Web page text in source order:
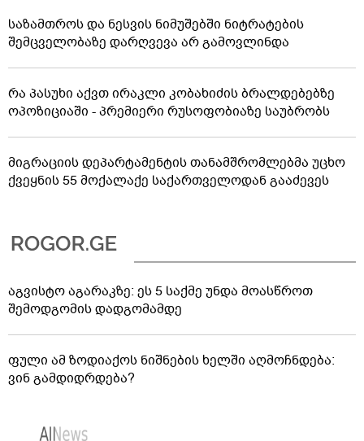
საზამთროს და ნესვის ნიმუშებში ნიტრატების
შემცველობაზე დარღვევა არ გამოვლინდა
რა პასუხი აქვთ ირაკლი კობახიძის ბრალდებებზე
ოპოზიციაში - პრემიერი რუსოფობიაზე საუბრობს
მიგრაციის დეპარტამენტის თანამშრომლებმა უცხო
ქვეყნის 55 მოქალაქე საქართველოდან გააძევეს
აგვისტო აგარაკზე: ეს 5 საქმე უნდა მოასწროთ
შემოდგომის დადგომამდე
ფული ამ ზოდიაქოს ნიშნების ხელში აღმოჩნდება:
ვინ გამდიდრდება?